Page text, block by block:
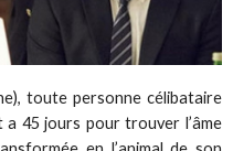
toute personne célibataire
45 jours pour trouver l’âme